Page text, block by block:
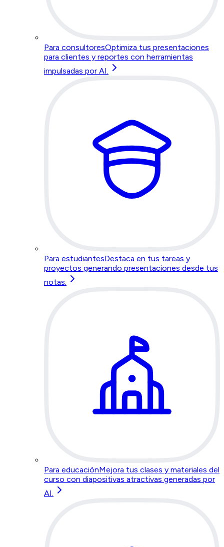
Para consultoresOptimiza tus presentaciones
para clientes y reportes con herramientas
impulsadas por AI.
Para estudiantesDestaca en tus tareas y
proyectos generando presentaciones desde tus
notas.
Para educaciónMejora tus clases y materiales del
curso con diapositivas atractivas generadas por
AI.